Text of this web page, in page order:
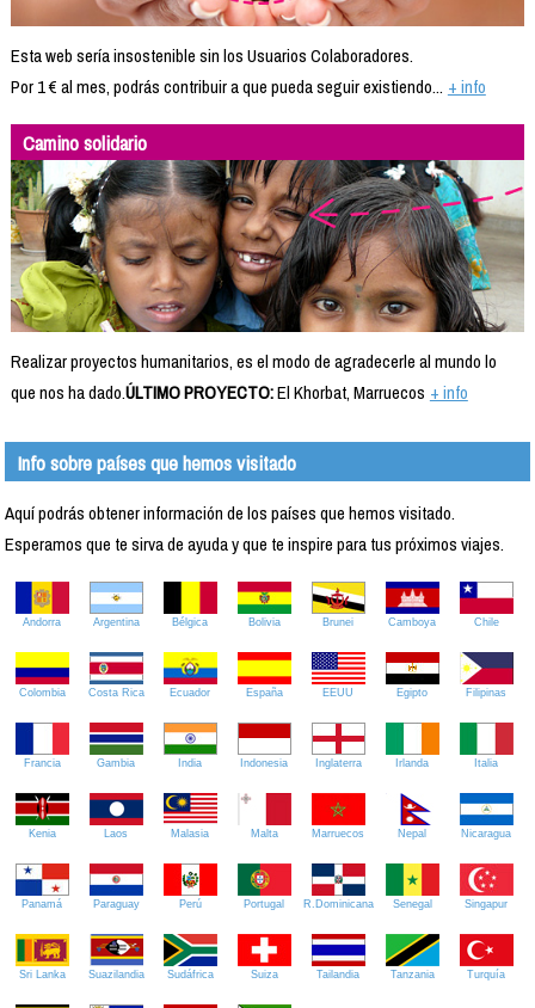
Esta web sería insostenible sin los Usuarios Colaboradores.
Por 1 € al mes, podrás contribuir a que pueda seguir existiendo... + info
Camino solidario
Realizar proyectos humanitarios, es el modo de agradecerle al mundo lo
que nos ha dado.ÚLTIMO PROYECTO:El Khorbat, Marruecos + info
Info sobre países que hemos visitado
Aquí podrás obtener información de los países que hemos visitado.
Esperamos que te sirva de ayuda y que te inspire para tus próximos viajes.
Andorra Argentina Bélgica Bolivia Brunei Camboya Chile
Colombia Costa Rica Ecuador España EEUU Egipto Filipinas
Francia Gambia India Indonesia Inglaterra Irlanda Italia
Kenia Laos Malasia Malta Marruecos Nepal Nicaragua
Panamá Paraguay Perú Portugal R.Dominicana Senegal Singapur
Sri Lanka Suazilandia Sudáfrica Suiza Tailandia Tanzania Turquía